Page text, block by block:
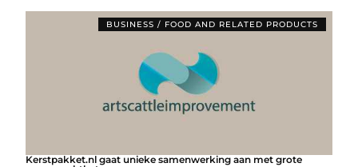
BUSINESS / FOOD AND RELATED PRODUCTS
Kerstpakket.nl gaat unieke samenwerking aan met grote